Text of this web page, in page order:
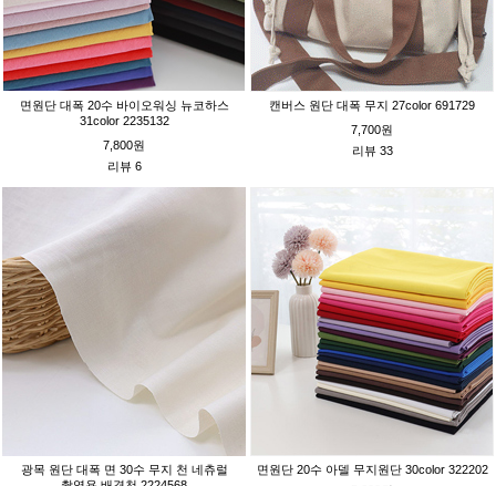
면원단 대폭 20수 바이오워싱 뉴코하스
31color 2235132
7,800원
리뷰 6
캔버스 원단 대폭 무지 27color 691729
7,700원
리뷰 33
광목 원단 대폭 면 30수 무지 천 네츄럴
면원단 20수 아델 무지원단 30color 322202